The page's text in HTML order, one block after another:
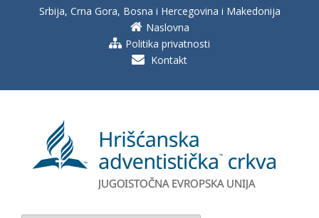
Srbija, Crna Gora, Bosna i Hercegovina i Makedonija
Naslovna
Politika privatnosti
Kontakt